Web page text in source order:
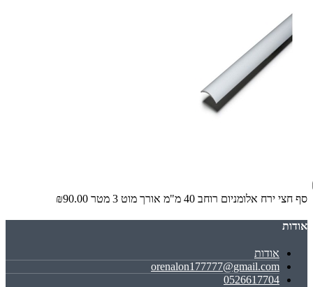
סף חצי ירח אלומניום רוחב 40 מ"מ אורך מוט 3 מטר ₪90.00
אודות
אודות
orenalon177777@gmail.com
0526617704